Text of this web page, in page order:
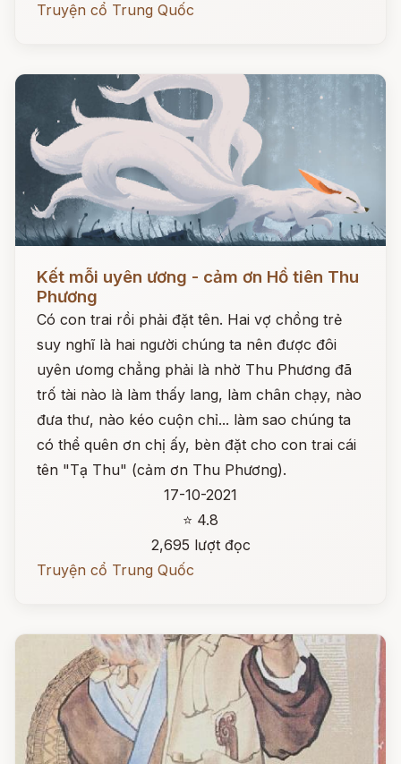
Truyện cổ Trung Quốc
Đọc ngay
Kết mỗi uyên ương - cảm ơn Hồ tiên Thu
Phương
Có con trai rồi phải đặt tên. Hai vợ chồng trẻ
suy nghĩ là hai người chúng ta nên được đôi
uyên ưomg chẳng phải là nhờ Thu Phương đã
trố tài nào là làm thấy lang, làm chân chạy, nào
đưa thư, nào kéo cuộn chỉ... làm sao chúng ta
có thể quên ơn chị ấy, bèn đặt cho con trai cái
tên "Tạ Thu" (cảm ơn Thu Phương).
17-10-2021
⭐ 4.8
2,695 lượt đọc
Truyện cổ Trung Quốc